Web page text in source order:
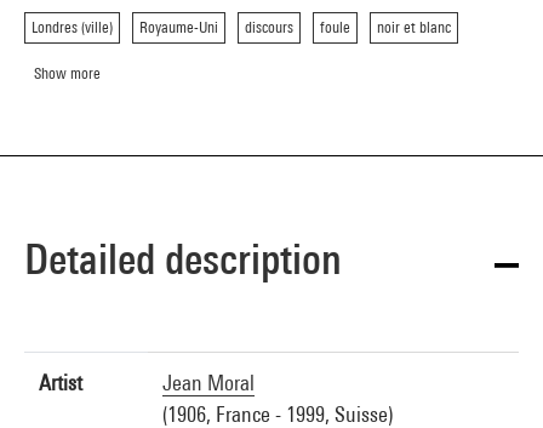
Londres (ville) Royaume-Uni discours foule noir et blanc
Show more
Detailed description
Artist
Jean Moral
(1906, France - 1999, Suisse)